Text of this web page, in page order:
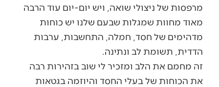
מרפסות של ניצולי שואה, ויש יום-יום עוד הרבה
מאוד מחוות שמגלות שבעם שלנו יש כוחות
מדהימים של חסד, חמלה, התחשבות, ערבות
הדדית, תשומת לב ונתינה.
זה מחמם את הלב ומזכיר לי שוב בזהירות רבה
את הכוחות של בעלי החסד והיוזמה בגטאות